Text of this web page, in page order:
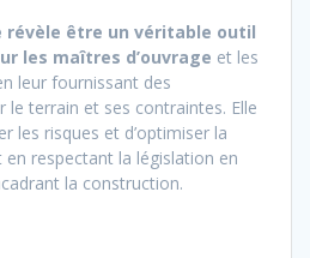
révèle être un véritable outil
les maîtres d’ouvrage et les
leur fournissant des
le terrain et ses contraintes. Elle
les risques et d’optimiser la
respectant la législation en
la construction.